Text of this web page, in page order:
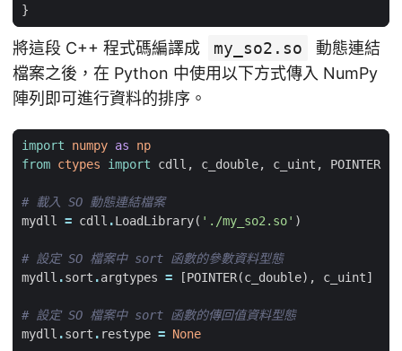
}
將這段 C++ 程式碼編譯成 my_so2.so
動態連結
檔案之後，在 Python 中使用以下方式傳入 NumPy
陣列即可進行資料的排序。
import numpy as
np
from ctypes import cdll , c_double, c_uint , POINTER
# 載入 SO 動態連結檔案
mydll = cdll .LoadLibrary( './my_so2.so' )
# 設定 SO 檔案中 sort 函數的參數資料型態
mydll .sort .argtypes = [POINTER(c_double), c_uint]
# 設定 SO 檔案中 sort 函數的傳回值資料型態
mydll .sort . restype = None